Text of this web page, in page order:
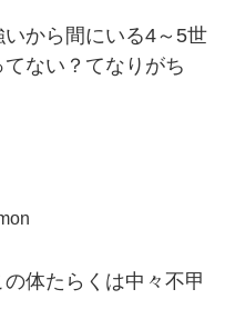
から間にいる4～5世
ない？てなりがち
体たらくは中々不甲